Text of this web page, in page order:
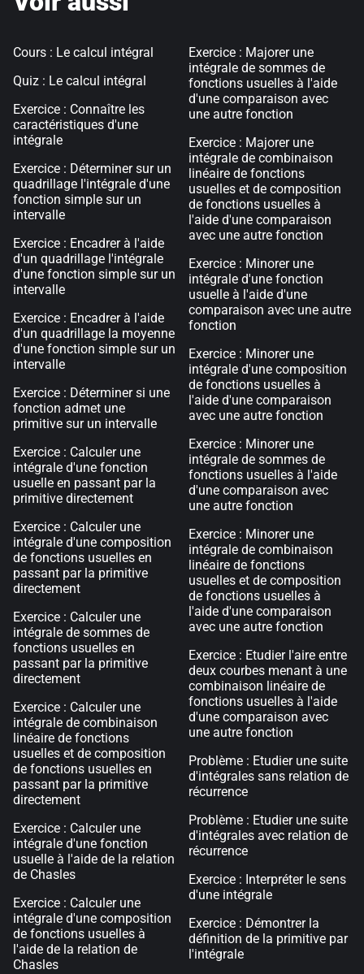
Cours : Le calcul intégral
Quiz : Le calcul intégral
Exercice : Connaître les
caractéristiques d'une
intégrale
Exercice : Déterminer sur un
quadrillage l'intégrale d'une
fonction simple sur un
intervalle
Exercice : Encadrer à l'aide
d'un quadrillage l'intégrale
d'une fonction simple sur un
intervalle
Exercice : Encadrer à l'aide
d'un quadrillage la moyenne
d'une fonction simple sur un
intervalle
Exercice : Déterminer si une
fonction admet une
primitive sur un intervalle
Exercice : Calculer une
intégrale d'une fonction
usuelle en passant par la
primitive directement
Exercice : Calculer une
intégrale d'une composition
de fonctions usuelles en
passant par la primitive
directement
Exercice : Calculer une
intégrale de sommes de
fonctions usuelles en
passant par la primitive
directement
Exercice : Calculer une
intégrale de combinaison
linéaire de fonctions
usuelles et de composition
de fonctions usuelles en
passant par la primitive
directement
Exercice : Calculer une
intégrale d'une fonction
usuelle à l'aide de la relation
de Chasles
Exercice : Calculer une
intégrale d'une composition
de fonctions usuelles à
l'aide de la relation de
Chasles
Exercice : Majorer une
intégrale de sommes de
fonctions usuelles à l'aide
d'une comparaison avec
une autre fonction
Exercice : Majorer une
intégrale de combinaison
linéaire de fonctions
usuelles et de composition
de fonctions usuelles à
l'aide d'une comparaison
avec une autre fonction
Exercice : Minorer une
intégrale d'une fonction
usuelle à l'aide d'une
comparaison avec une autre
fonction
Exercice : Minorer une
intégrale d'une composition
de fonctions usuelles à
l'aide d'une comparaison
avec une autre fonction
Exercice : Minorer une
intégrale de sommes de
fonctions usuelles à l'aide
d'une comparaison avec
une autre fonction
Exercice : Minorer une
intégrale de combinaison
linéaire de fonctions
usuelles et de composition
de fonctions usuelles à
l'aide d'une comparaison
avec une autre fonction
Exercice : Etudier l'aire entre
deux courbes menant à une
combinaison linéaire de
fonctions usuelles à l'aide
d'une comparaison avec
une autre fonction
Problème : Etudier une suite
d'intégrales sans relation de
récurrence
Problème : Etudier une suite
d'intégrales avec relation de
récurrence
Exercice : Interpréter le sens
d'une intégrale
Exercice : Démontrer la
définition de la primitive par
l'intégrale